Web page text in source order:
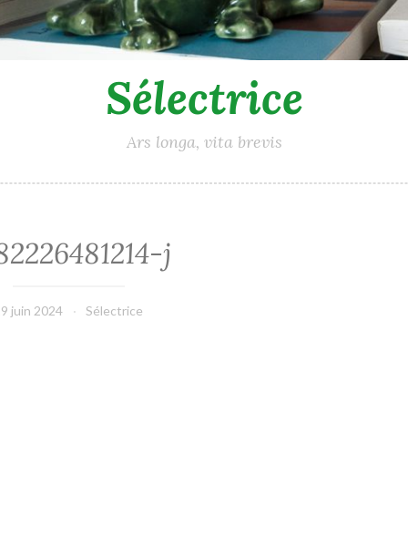
Sélectrice
Ars longa, vita brevis
j
juin 2024 Sélectrice